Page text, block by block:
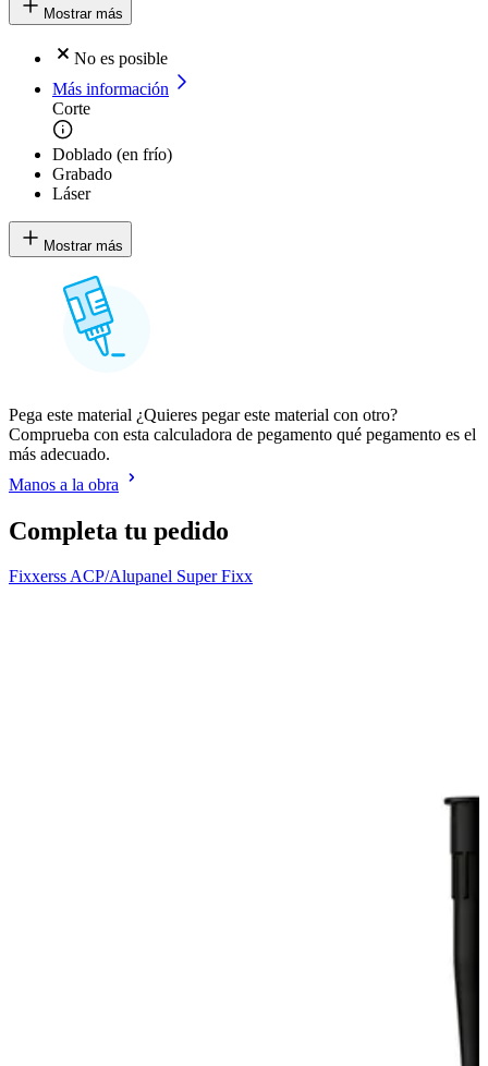
Mostrar más
No es posible
Más información
Corte
Doblado (en frío)
Grabado
Láser
Mostrar más
Pega este material ¿Quieres pegar este material con otro?
Comprueba con esta calculadora de pegamento qué pegamento es el
más adecuado.
Manos a la obra
Completa tu pedido
Fixxerss ACP/Alupanel Super Fixx